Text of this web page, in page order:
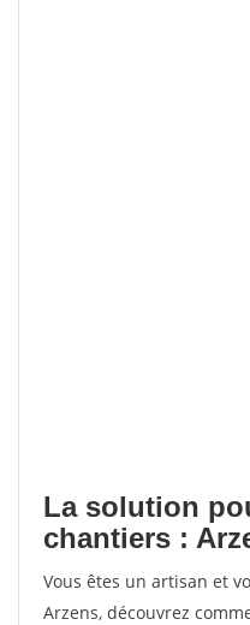
La solution
chantiers :
Vous êtes un artisan et
Arzens, découvrez